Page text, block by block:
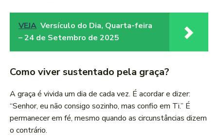
VEJA Versículo do Dia, Quarta-feira
– 24 de Setembro de 2025
Como viver sustentado pela graça?
A graça é vivida um dia de cada vez. É acordar e dizer:
“Senhor, eu não consigo sozinho, mas confio em Ti.” É
permanecer em fé, mesmo quando as circunstâncias dizem
o contrário.